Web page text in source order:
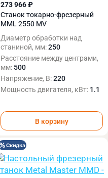
273 966 ₽
Станок токарно-фрезерный
MML 2550 MV
Диаметр обработки над
станиной, мм:250
Расстояние между центрами,
мм: 500
Напряжение, В:220
Мощность двигателя, кВт: 1.1
В корзину